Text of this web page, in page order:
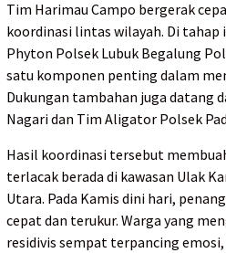
Tim Harimau Campo bergerak
koordinasi lintas wilayah. Di
Phyton Polsek Lubuk Begalung
satu komponen penting dalam
Dukungan tambahan juga datang
Nagari dan Tim Aligator Polsek
Hasil koordinasi tersebut
terlacak berada di kawasan Ulak
Utara. Pada Kamis dini hari,
cepat dan terukur. Warga yang
residivis sempat terpancing